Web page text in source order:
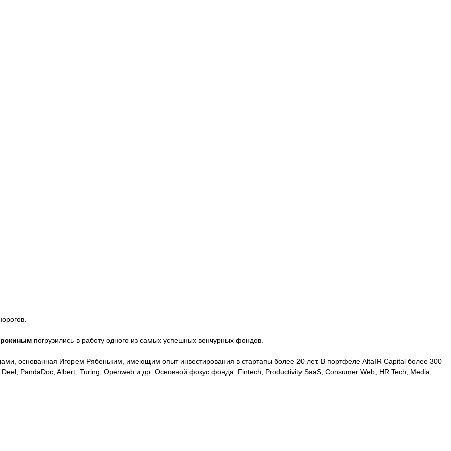
погрузились в работу одного из самых успешных венчурных фондов.
основанная Игорем Рябеньким, имеющим опыт инвестирования в стартапы более 20 лет. В портфеле AltaIR Capital более 300
PandaDoc, Albert, Turing, Openweb и др. Основной фокус фонда: Fintech, Productivity SaaS, Consumer Web, HR Tech, Media,